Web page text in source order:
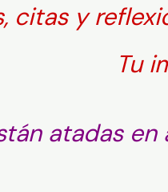
citas y
Tu
atadas